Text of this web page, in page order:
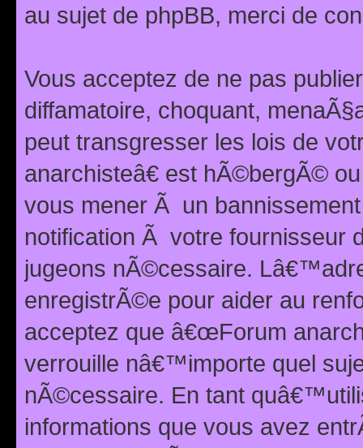
au sujet de phpBB, merci de
Vous acceptez de ne pas
diffamatoire, choquant,
peut transgresser les lois de
anarchisteâ€ est hÃ©bergÃ©
vous mener Ã un
notification Ã votre fournisseur
jugeons nÃ©cessaire.
enregistrÃ©e pour aider au
acceptez que â€œForum
verrouille nâ€™importe quel
nÃ©cessaire. En tant
informations que vous avez